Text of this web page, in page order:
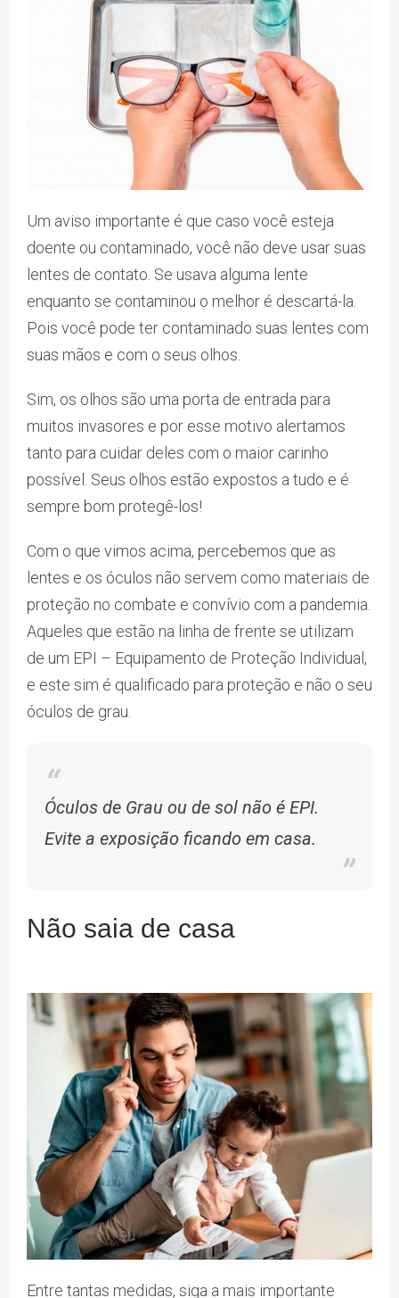
Um aviso importante é que caso você esteja
doente ou contaminado, você não deve usar suas
lentes de contato. Se usava alguma lente
enquanto se contaminou o melhor é descartá-la.
Pois você pode ter contaminado suas lentes com
suas mãos e com o seus olhos.
Sim, os olhos são uma porta de entrada para
muitos invasores e por esse motivo alertamos
tanto para cuidar deles com o maior carinho
possível. Seus olhos estão expostos a tudo e é
sempre bom protegê-los!
Com o que vimos acima, percebemos que as
lentes e os óculos não servem como materiais de
proteção no combate e convívio com a pandemia.
Aqueles que estão na linha de frente se utilizam
de um EPI – Equipamento de Proteção Individual,
e este sim é qualificado para proteção e não o seu
óculos de grau.
Óculos de Grau ou de sol não é EPI.
Evite a exposição ficando em casa.
Não saia de casa
Entre tantas medidas, siga a mais importante